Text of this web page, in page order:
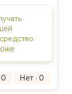
0 Нет · 0